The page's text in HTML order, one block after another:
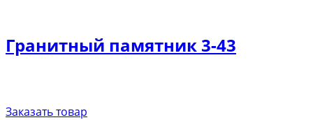
Гранитный памятник 3-43
Заказать товар